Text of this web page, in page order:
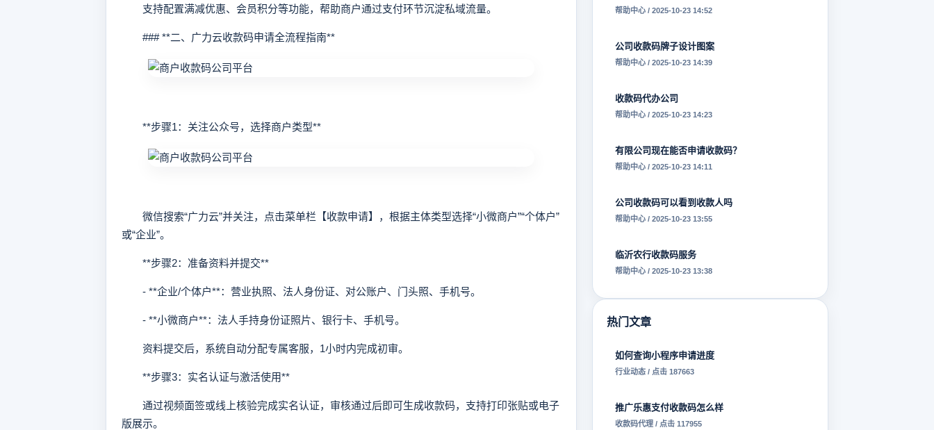
支持配置满减优惠、会员积分等功能，帮助商户通过支付环节沉淀私域流量。
### **二、广力云收款码申请全流程指南**
**步骤1：关注公众号，选择商户类型**
微信搜索“广力云”并关注，点击菜单栏【收款申请】，根据主体类型选择“小微商户”“个体户”
或“企业”。
**步骤2：准备资料并提交**
- **企业/个体户**：营业执照、法人身份证、对公账户、门头照、手机号。
- **小微商户**：法人手持身份证照片、银行卡、手机号。
资料提交后，系统自动分配专属客服，1小时内完成初审。
**步骤3：实名认证与激活使用**
通过视频面签或线上核验完成实名认证，审核通过后即可生成收款码，支持打印张贴或电子
版展示。
帮助中心 / 2025-10-23 14:52
公司收款码牌子设计图案
帮助中心 / 2025-10-23 14:39
收款码代办公司
帮助中心 / 2025-10-23 14:23
有限公司现在能否申请收款码？
帮助中心 / 2025-10-23 14:11
公司收款码可以看到收款人吗
帮助中心 / 2025-10-23 13:55
临沂农行收款码服务
帮助中心 / 2025-10-23 13:38
热门文章
如何查询小程序申请进度
行业动态 / 点击 187663
推广乐惠支付收款码怎么样
收款码代理 / 点击 117955